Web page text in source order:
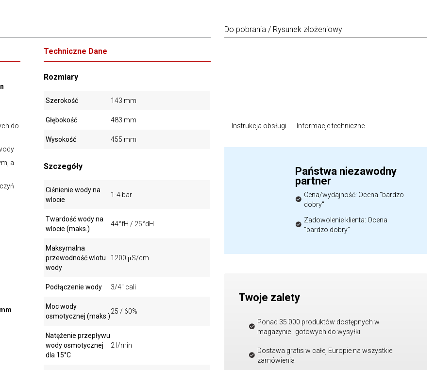
do
a
Techniczne Dane
Rozmiary
Szerokość 143 mm
Głębokość 483 mm
Wysokość 455 mm
Szczegóły
Ciśnienie wody na
wlocie
1-4 bar
Twardość wody na
wlocie (maks.)
44°fH / 25°dH
Maksymalna
przewodność wlotu
wody
1200 μS/cm
Podłączenie wody 3/4" cali
Moc wody
osmotycznej (maks.)
25 / 60%
Natężenie przepływu
wody osmotycznej
dla 15°C
2 l/min
Do pobrania / Rysunek złożeniowy
Instrukcja obsługi Informacje techniczne
Państwa niezawodny
partner
Cena/wydajność: Ocena "bardzo
dobry"
Zadowolenie klienta: Ocena
"bardzo dobry"
Twoje zalety
Ponad 35 000 produktów dostępnych w
magazynie i gotowych do wysyłki
Dostawa gratis w całej Europie na wszystkie
zamówienia